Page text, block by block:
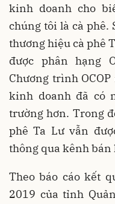
kinh doanh cho
chúng tôi là cà phê.
thương hiệu cà phê
được phân hạng
Chương trình
kinh doanh đã có
trường hơn. Trong
phê Ta Lư vẫn
thông qua kênh bán
Theo báo cáo kết
2019 của tỉnh